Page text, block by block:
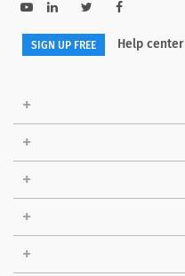
Help center
SIGN UP FREE